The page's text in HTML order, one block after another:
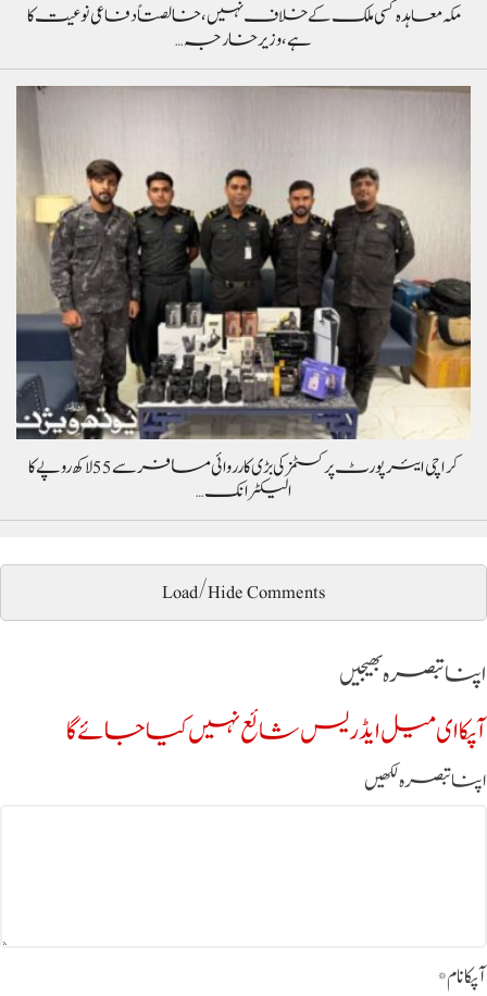
مکہ معاہدہ کسی ملک کے خلاف نہیں، خالصتاً دفاعی نوعیت کا
ہے، وزیر خارجہ…
کراچی ایئرپورٹ پر کسٹمز کی بڑی کارروائی مسافر سے 55 لاکھ روپے کا
الیکٹرانک…
Load/Hide Comments
اپنا تبصرہ بھیجیں
آپکا ای میل ایڈریس شائع نہیں کیا جائے گا
اپنا تبصرہ لکھیں
آپکا نام*